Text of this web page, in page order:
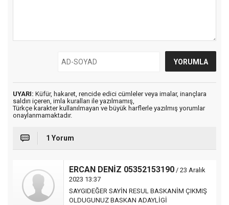
UYARI: Küfür, hakaret, rencide edici cümleler veya imalar, inançlara
saldırı içeren, imla kuralları ile yazılmamış,
Türkçe karakter kullanılmayan ve büyük harflerle yazılmış yorumlar
onaylanmamaktadır.
1 Yorum
ERCAN DENİZ 05352153190 / 23 Aralık
2023 13:37
SAYGIDEĞER SAYİN RESUL BASKANİM ÇIKMIŞ
OLDUGUNUZ BASKAN ADAYLİGİ